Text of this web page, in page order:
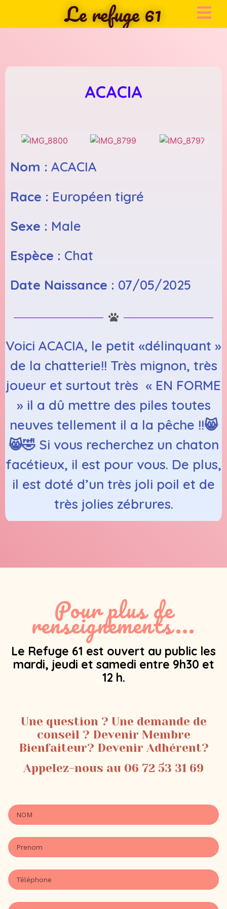
Le refuge 61
ACACIA
Nom : ACACIA
Race : Européen tigré
Sexe : Male
Espèce : Chat
Date Naissance : 07/05/2025
Voici ACACIA, le petit «délinquant »
de la chatterie!! Très mignon, très
joueur et surtout très « EN FORME
» il a dû mettre des piles toutes
neuves tellement il a la pêche !!😸
😸🤣 Si vous recherchez un chaton
facétieux, il est pour vous. De plus,
il est doté d’un très joli poil et de
très jolies zébrures.
Pour plus de
renseignements...
Le Refuge 61 est ouvert au public les
mardi, jeudi et samedi entre 9h30 et
12 h.
Une question ? Une demande de
conseil ? Devenir Membre
Bienfaiteur? Devenir Adhérent?
Appelez-nous au 06 72 53 31 69